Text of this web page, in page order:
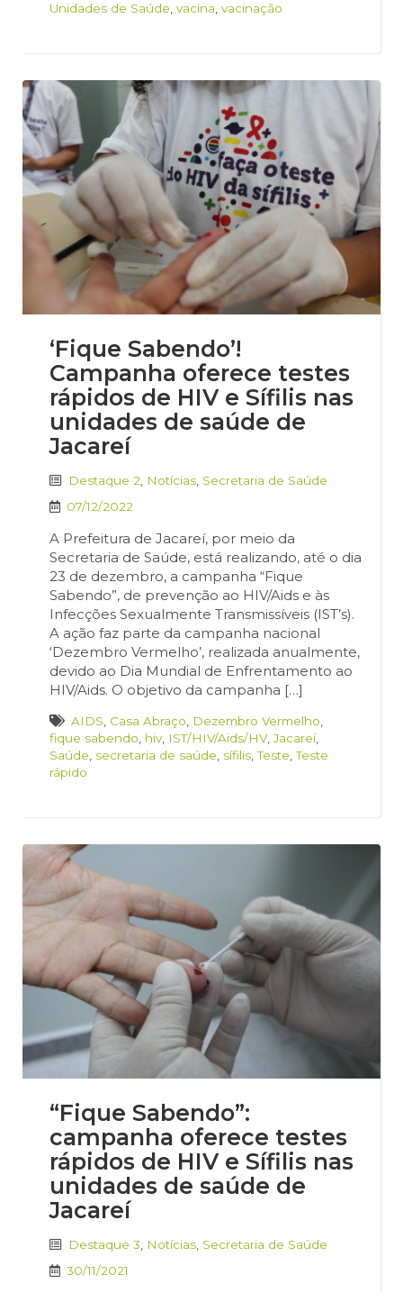
Unidades de Saúde vacina vacinação
‘Fique Sabendo’!
Campanha oferece testes
rápidos de HIV e Sífilis nas
unidades de saúde de
Jacareí
Destaque 2 Notícias Secretaria de Saúde
07/12/2022
A Prefeitura de Jacareí, por meio da
Secretaria de Saúde, está realizando, até o dia
23 de dezembro, a campanha “Fique
Sabendo”, de prevenção ao HIV/Aids e às
Infecções Sexualmente Transmissíveis (IST’s).
A ação faz parte da campanha nacional
‘Dezembro Vermelho’, realizada anualmente,
devido ao Dia Mundial de Enfrentamento ao
HIV/Aids. O objetivo da campanha […]
AIDS Casa Abraço Dezembro Vermelho
fique sabendo hiv IST/HIV/Aids/HV,Jacareí,
Saúde secretaria de saúde sífilis ,Teste ,Teste
rápido
“Fique Sabendo”:
campanha oferece testes
rápidos de HIV e Sífilis nas
unidades de saúde de
Jacareí
Destaque 3 Notícias Secretaria de Saúde
30/11/2021